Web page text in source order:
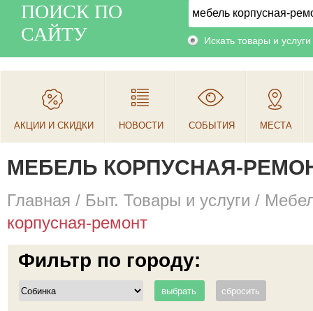
ПОИСК ПО
САЙТУ
Искать товары и услуги
АКЦИИ И СКИДКИ НОВОСТИ СОБЫТИЯ МЕСТА
МЕБЕЛЬ КОРПУСНАЯ-
Главная / Быт. Товары и услуги /
корпусная-ремонт
Фильтр по городу: